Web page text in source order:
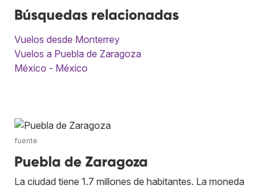
Búsquedas relacionadas
Vuelos desde Monterrey
Vuelos a Puebla de Zaragoza
México - México
fuente
Puebla de Zaragoza
La ciudad tiene 1.7 millones de habitantes. La moneda